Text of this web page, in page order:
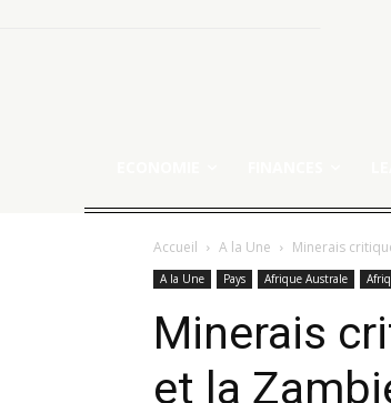
Accueil A la Une Minerais
A la Une Pays Afrique Australe
Minerais
et la